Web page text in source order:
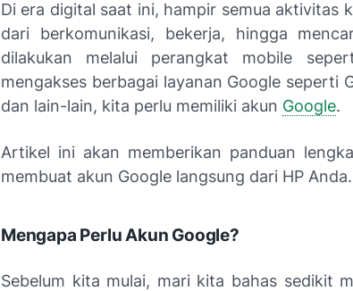
Di era digital saat ini, hampir semua aktivitas
dari berkomunikasi, bekerja, hingga
dilakukan melalui perangkat mobile
mengakses berbagai layanan Google seperti
dan lain-lain, kita perlu memiliki akun Google.
Artikel ini akan memberikan panduan
membuat akun Google langsung dari HP Anda.
Mengapa Perlu Akun Google?
Sebelum kita mulai, mari kita bahas sedikit